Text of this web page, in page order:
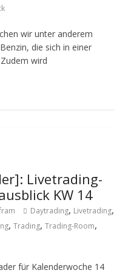
wir unter anderem
die sich in einer
wird
Livetrading-
KW 14
Daytrading, Livetrading,
,Trading,Trading-Room,
für Kalenderwoche 14